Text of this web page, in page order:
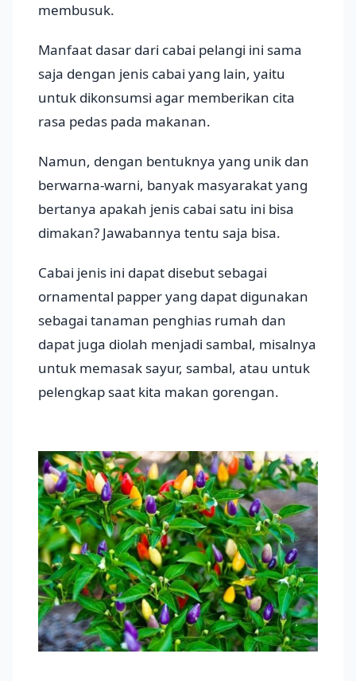
membusuk.
Manfaat dasar dari cabai pelangi ini sama
saja dengan jenis cabai yang lain, yaitu
untuk dikonsumsi agar memberikan cita
rasa pedas pada makanan.
Namun, dengan bentuknya yang unik dan
berwarna-warni, banyak masyarakat yang
bertanya apakah jenis cabai satu ini bisa
dimakan? Jawabannya tentu saja bisa.
Cabai jenis ini dapat disebut sebagai
ornamental papper yang dapat digunakan
sebagai tanaman penghias rumah dan
dapat juga diolah menjadi sambal, misalnya
untuk memasak sayur, sambal, atau untuk
pelengkap saat kita makan gorengan.